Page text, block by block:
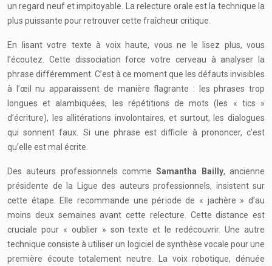
un regard neuf et impitoyable. La relecture orale est la technique la
plus puissante pour retrouver cette fraîcheur critique.
En lisant votre texte à voix haute, vous ne le lisez plus, vous
l’écoutez. Cette dissociation force votre cerveau à analyser la
phrase différemment. C’est à ce moment que les défauts invisibles
à l’œil nu apparaissent de manière flagrante : les phrases trop
longues et alambiquées, les répétitions de mots (les « tics »
d’écriture), les allitérations involontaires, et surtout, les dialogues
qui sonnent faux. Si une phrase est difficile à prononcer, c’est
qu’elle est mal écrite.
Des auteurs professionnels commeSamantha Bailly, ancienne
présidente de la Ligue des auteurs professionnels, insistent sur
cette étape. Elle recommande une période de « jachère » d’au
moins deux semaines avant cette relecture. Cette distance est
cruciale pour « oublier » son texte et le redécouvrir. Une autre
technique consiste à utiliser un logiciel de synthèse vocale pour une
première écoute totalement neutre. La voix robotique, dénuée